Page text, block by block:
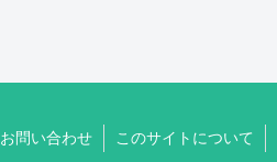
お問い合わせ このサイトについて